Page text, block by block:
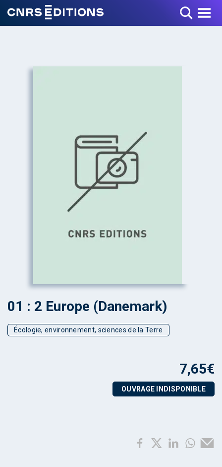
Toggle Menu
01 : 2 Europe (Danemark)
Écologie, environnement, sciences de la Terre
7,65€
OUVRAGE INDISPONIBLE